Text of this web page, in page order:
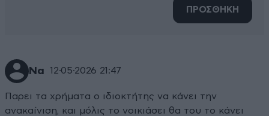
ΠΡΟΣΘΗΚΗ
Να 12·05·2026 21:47
Παρει τα χρήματα ο ιδιοκτήτης να κάνει την
ανακαίνιση, και μόλις το νοικιάσει θα του το κάνει